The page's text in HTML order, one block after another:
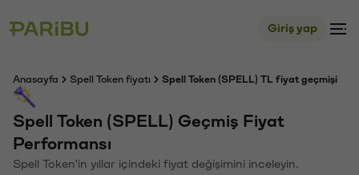
Giriş yap
Anasayfa Spell Token fiyatı Spell Token (SPELL) TL fiyat geçmişi
Spell Token (SPELL) Geçmiş Fiyat
Performansı
Spell Token'in yıllar içindeki fiyat değişimini inceleyin.